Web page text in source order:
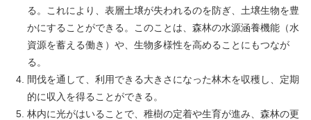
る。これにより、表層土壌が失われるのを防ぎ、土壌生物を豊
かにすることができる。このことは、森林の水源涵養機能（水
資源を蓄える働き）や、生物多様性を高めることにもつなが
る。
間伐を通して、利用できる大きさになった林木を収穫し、定期
的に収入を得ることができる。
林内に光がはいることで、稚樹の定着や生育が進み、森林の更